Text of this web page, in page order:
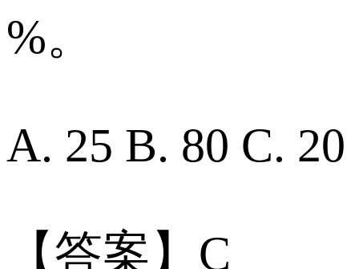
%。
A. 25 B. 80 C. 20
【答案】C